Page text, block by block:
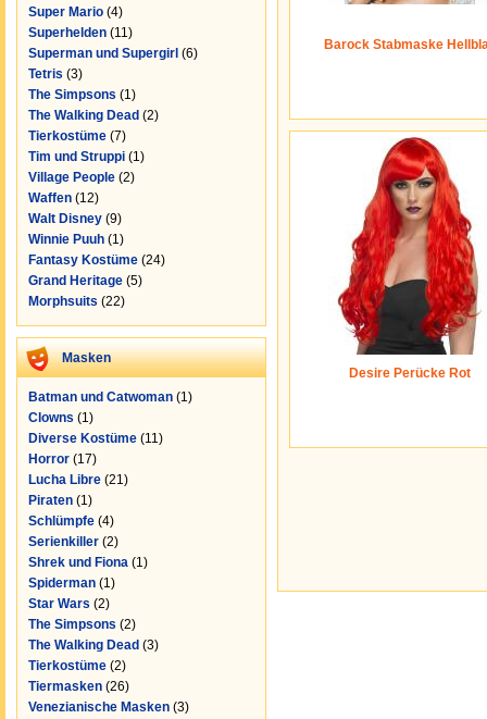
Super Mario (4)
Superhelden (11)
Superman und Supergirl (6)
Tetris (3)
The Simpsons (1)
The Walking Dead (2)
Tierkostüme (7)
Tim und Struppi (1)
Village People (2)
Waffen (12)
Walt Disney (9)
Winnie Puuh (1)
Fantasy Kostüme (24)
Grand Heritage (5)
Morphsuits (22)
Masken
Batman und Catwoman (1)
Clowns (1)
Diverse Kostüme (11)
Horror (17)
Lucha Libre (21)
Piraten (1)
Schlümpfe (4)
Serienkiller (2)
Shrek und Fiona (1)
Spiderman (1)
Star Wars (2)
The Simpsons (2)
The Walking Dead (3)
Tierkostüme (2)
Tiermasken (26)
Venezianische Masken (3)
Barock Stabmaske
Desire Perücke Rot